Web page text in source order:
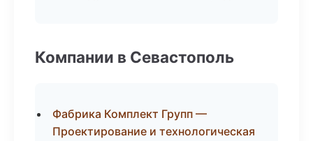
Компании в Севастополь
Фабрика Комплект Групп —
Проектирование и технологическая